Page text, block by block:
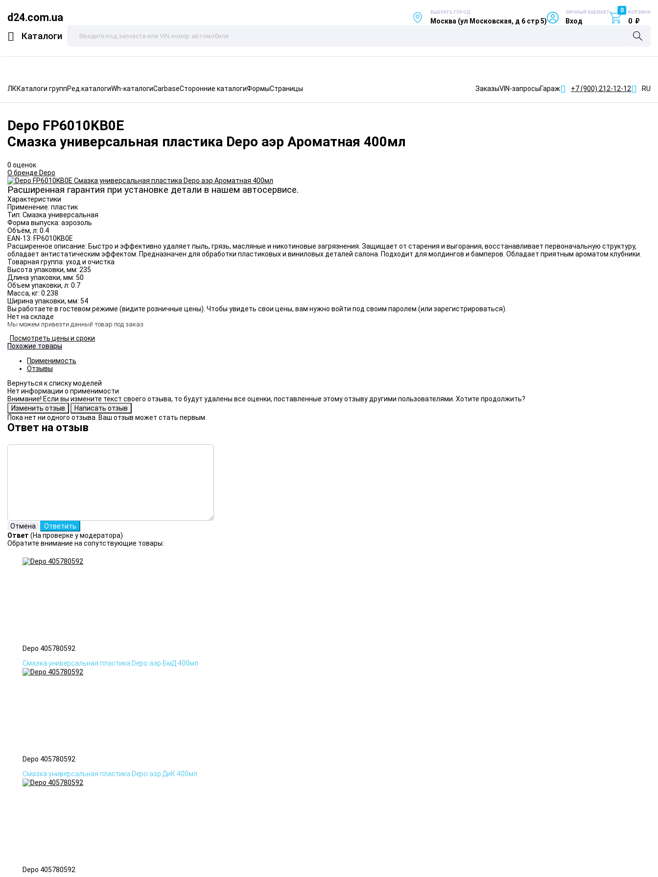
d24.com.ua
Каталоги
ВЫБРАТЬ ГОРОД
Москва (ул Московская, д 6 стр 5)
ЛИЧНЫЙ КАБИНЕТ
Вход
0 КОРЗИНА
0 ₽
ЛККаталоги группРед.каталогиWh-каталогиCarbaseСторонние каталогиФормыСтраницы ЗаказыVIN-запросыГараж +7 (900) 212-12-12 RU
Depo FP6010KB0E
Смазка универсальная пластика Depo аэр Ароматная 400мл
0 оценок
О бренде Depo
Расширенная гарантия при установке детали в нашем автосервисе.
Характеристики
Применение: пластик
Тип: Смазка универсальная
Форма выпуска: аэрозоль
Объём, л: 0.4
EAN-13: FP6010KB0E
Расширенное описание: Быстро и эффективно удаляет пыль, грязь, масляные и никотиновые загрязнения. Защищает от старения и выгорания, восстанавливает первоначальную структуру,
обладает антистатическим эффектом. Предназначен для обработки пластиковых и виниловых деталей салона. Подходит для молдингов и бамперов. Обладает приятным ароматом клубники.
Товарная группа: уход и очистка
Высота упаковки, мм: 235
Длина упаковки, мм: 50
Объем упаковки, л: 0.7
Масса, кг: 0.238
Ширина упаковки, мм: 54
Вы работаете в гостевом режиме (видите розничные цены). Чтобы увидеть свои цены, вам нужно войти под своим паролем (или зарегистрироваться).
Нет на складе
Мы можем привезти данный товар под заказ.
Посмотреть цены и сроки
Похожие товары
Применимость
Отзывы
Нет информации о применимости
Внимание! Если вы измените текст своего отзыва, то будут удалены все оценки, поставленные этому отзыву другими пользователями. Хотите продолжить?
Пока нет ни одного отзыва. Ваш отзыв может стать первым.
Ответ на отзыв
Ответ (На проверке у модератора)
Обратите внимание на сопутствующие товары:
Depo 405780592
Смазка универсальная пластика Depo аэр БмД 400мл
Depo 405780592
Смазка универсальная пластика Depo аэр ДиК 400мл
Depo 405780592